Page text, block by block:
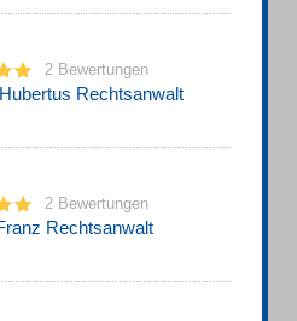
2 Bewertungen
Rechtsanwalt
2 Bewertungen
Rechtsanwalt